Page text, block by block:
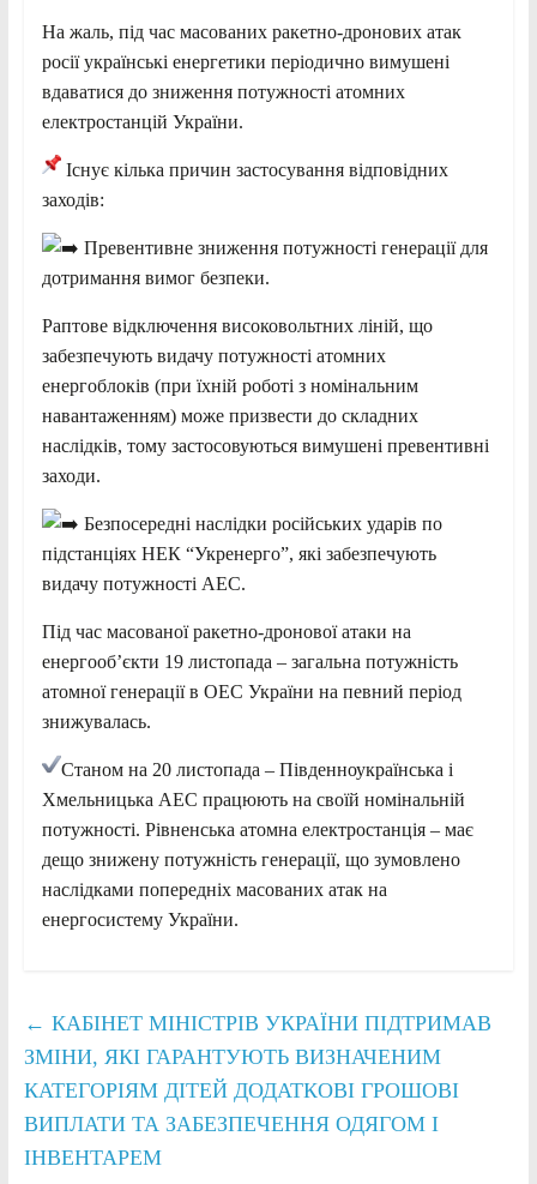
На жаль, під час масованих ракетно-дронових атак
росії українські енергетики періодично вимушені
вдаватися до зниження потужності атомних
електростанцій України.
Існує кілька причин застосування відповідних
заходів:
Превентивне зниження потужності генерації для
дотримання вимог безпеки.
Раптове відключення високовольтних ліній, що
забезпечують видачу потужності атомних
енергоблоків (при їхній роботі з номінальним
навантаженням) може призвести до складних
наслідків, тому застосовуються вимушені превентивні
заходи.
Безпосередні наслідки російських ударів по
підстанціях НЕК “Укренерго”, які забезпечують
видачу потужності АЕС.
Під час масованої ракетно-дронової атаки на
енергооб’єкти 19 листопада – загальна потужність
атомної генерації в ОЕС України на певний період
знижувалась.
Станом на 20 листопада – Південноукраїнська і
Хмельницька АЕС працюють на своїй номінальній
потужності. Рівненська атомна електростанція – має
дещо знижену потужність генерації, що зумовлено
наслідками попередніх масованих атак на
енергосистему України.
← КАБІНЕТ МІНІСТРІВ УКРАЇНИ ПІДТРИМАВ
ЗМІНИ, ЯКІ ГАРАНТУЮТЬ ВИЗНАЧЕНИМ
КАТЕГОРІЯМ ДІТЕЙ ДОДАТКОВІ ГРОШОВІ
ВИПЛАТИ ТА ЗАБЕЗПЕЧЕННЯ ОДЯГОМ І
ІНВЕНТАРЕМ